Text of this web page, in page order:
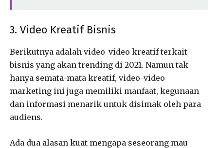
3. Video Kreatif Bisnis
Berikutnya adalah video-video kreatif terkait
bisnis yang akan trending di 2021. Namun tak
hanya semata-mata kreatif, video-video
marketing ini juga memiliki manfaat, kegunaan
dan informasi menarik untuk disimak oleh para
audiens.
Ada dua alasan kuat mengapa seseorang mau